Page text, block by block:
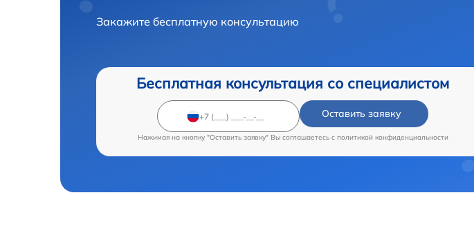
Закажите бесплатную консультацию
Бесплатная консультация со специалистом
Оставить заявку
Нажимая на кнопку "Оставить заявку" Вы соглашаетесь c политикой конфиденциальности